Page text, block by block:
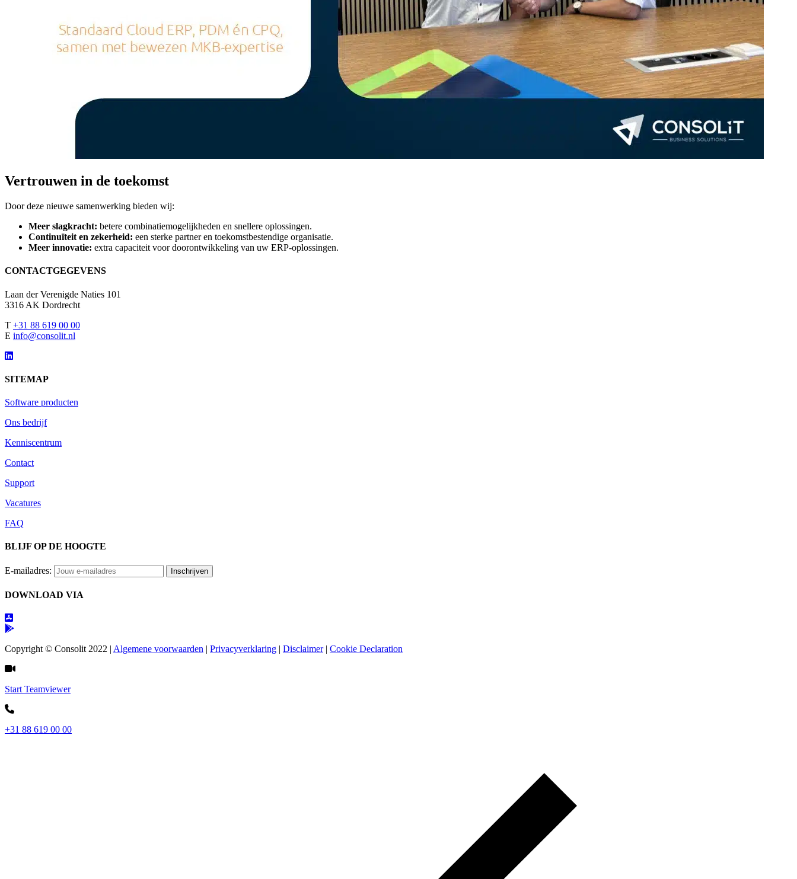
Vertrouwen in de toekomst
Door deze nieuwe samenwerking bieden wij:
Meer slagkracht: betere combinatiemogelijkheden en snellere oplossingen.
Continuïteit en zekerheid: een sterke partner en toekomstbestendige organisatie.
Meer innovatie: extra capaciteit voor doorontwikkeling van uw ERP-oplossingen.
CONTACTGEGEVENS
Laan der Verenigde Naties 101
3316 AK Dordrecht
T +31 88 619 00 00
E info@consolit.nl
SITEMAP
Software producten
Ons bedrijf
Kenniscentrum
Contact
Support
Vacatures
FAQ
BLIJF OP DE HOOGTE
E-mailadres:
DOWNLOAD VIA
Copyright © Consolit 2022 | Algemene voorwaarden | Privacyverklaring | Disclaimer| Cookie Declaration
Start Teamviewer
+31 88 619 00 00